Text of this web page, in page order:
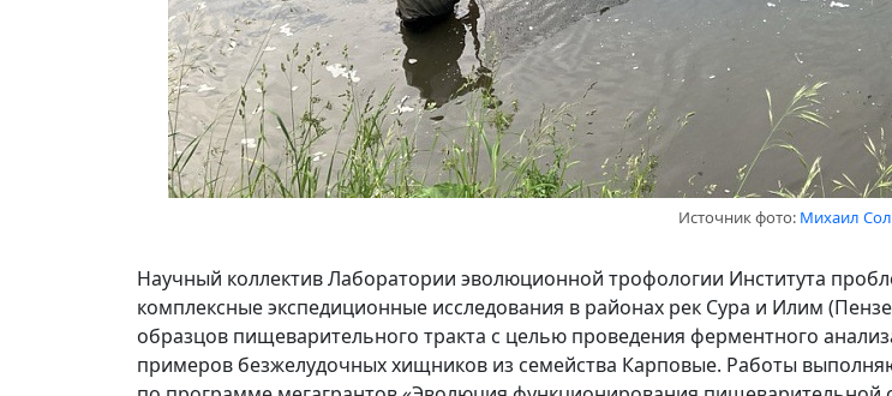
Источник фото: Михаил
Научный коллектив Лаборатории эволюционной трофологии Института
комплексные экспедиционные исследования в районах рек Сура и Илим
образцов пищеварительного тракта с целью проведения ферментного
примеров безжелудочных хищников из семейства Карповые. Работы